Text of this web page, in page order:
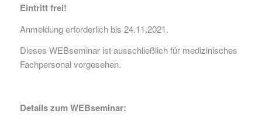
Eintritt frei!
Anmeldung erforderlich bis 24.11.2021.
Dieses WEBseminar ist ausschließlich für medizinisches
Fachpersonal vorgesehen.
Details zum WEBseminar: